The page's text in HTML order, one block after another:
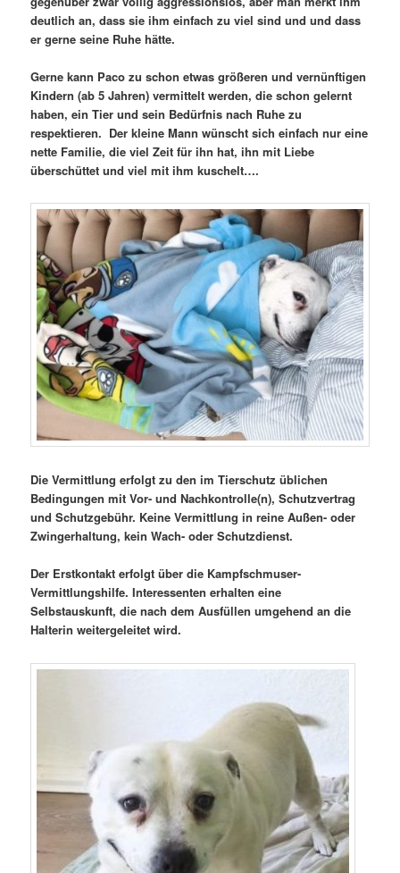
deutlich an, dass sie ihm einfach zu viel sind und und dass
er gerne seine Ruhe hätte.
Gerne kann Paco zu schon etwas größeren und vernünftigen
Kindern (ab 5 Jahren) vermittelt werden, die schon gelernt
haben, ein Tier und sein Bedürfnis nach Ruhe zu
respektieren. Der kleine Mann wünscht sich einfach nur eine
nette Familie, die viel Zeit für ihn hat, ihn mit Liebe
überschüttet und viel mit ihm kuschelt….
Die Vermittlung erfolgt zu den im Tierschutz üblichen
Bedingungen mit Vor- und Nachkontrolle(n), Schutzvertrag
und Schutzgebühr. Keine Vermittlung in reine Außen- oder
Zwingerhaltung, kein Wach- oder Schutzdienst.
Der Erstkontakt erfolgt über die Kampfschmuser-
Vermittlungshilfe. Interessenten erhalten eine
Selbstauskunft, die nach dem Ausfüllen umgehend an die
Halterin weitergeleitet wird.